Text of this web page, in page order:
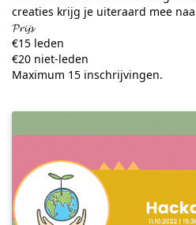
creaties krijg je uiteraard mee
𝓟𝓻𝓲𝓳𝓼
€15 leden
€20 niet-leden
Maximum 15 inschrijvingen.